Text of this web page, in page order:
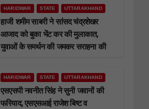
HARIDWAR STATE UTTARAKHAND
हाजी शमीम साबरी ने सांसद चंद्रशेखर
आजाद को बुका भेंट कर की मुलाकात,
युवाओं के समर्थन की जमकर सराहना की
HARIDWAR STATE UTTARAKHAND
एसएसपी नवनीत सिंह ने सुनी जवानों की
फरियाद, एसएसआई राजेश बिष्ट व